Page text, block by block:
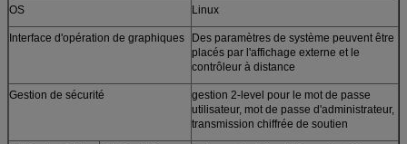
OS Linux
Interface d'opération de graphiques
Des paramètres de système peuvent être
placés par l'affichage externe et le
contrôleur à distance
Gestion de sécurité
gestion 2-level pour le mot de passe
utilisateur, mot de passe d'administrateur,
transmission chiffrée de soutien